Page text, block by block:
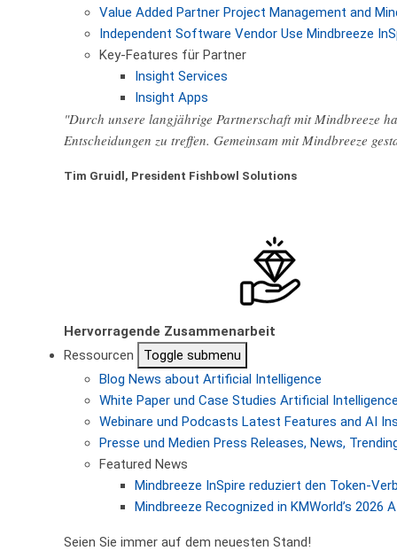
Value Added Partner Project Management and
Independent Software Vendor Use Mindbreeze
Key-Features für Partner
Insight Services
Insight Apps
"Durch unsere langjährige Partnerschaft mit Mindbreeze
Entscheidungen zu treffen. Gemeinsam mit Mindbreeze
Tim Gruidl, President Fishbowl Solutions
Hervorragende Zusammenarbeit
Ressourcen
Toggle submenu
Blog News about Artificial Intelligence
White Paper und Case Studies Artificial
Webinare und Podcasts Latest Features and AI
Presse und Medien Press Releases, News,
Featured News
Mindbreeze InSpire reduziert den Token-
Mindbreeze Recognized in KMWorld’s
Seien Sie immer auf dem neuesten Stand!